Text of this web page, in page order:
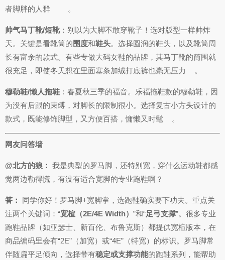
者脚胖的人群
。
帅气马丁靴/短靴：别以为大脚不敢穿靴子！选对版型一样帅炸
天。关键是看靴筒的 围度和鞋头。选择圆润的鞋头，以及靴筒周
长有富余的款式。有些专做大码女鞋的品牌，其马丁靴的筒围就
很充足，即使冬天想在里面塞条加绒打底裤也毫无压力
。
穆勒鞋/懒人拖鞋 ：春夏秋三季的福音。乐福拖鞋款的穆勒鞋，因
为没有后跟的束缚，对脚长的限制很小。选择复古小方头设计的
款式，既能修饰脚型，又方便百搭，慵懒又时髦
。
网友问答墙
@北方的狼： 我是典型的罗马脚，还特别宽，穿什么运动鞋都感
觉两边勒得慌，有没有适合宽脚的专业跑鞋啊？
答：
同学你好！罗马脚+宽脚掌，选跑鞋确实要下功夫。重点关
注两个关键词：“宽楦（2E/4E Width） ”和“足弓支撑”。很多专业
跑鞋品牌（如亚瑟士、新百伦、布鲁克斯）都提供宽楦版本，在
商品编码里会有“2E”（加宽）或“4E”（特宽）的标识。罗马脚常
伴随扁平足倾向，选择带有稳定或支撑功能的跑鞋系列，能帮助